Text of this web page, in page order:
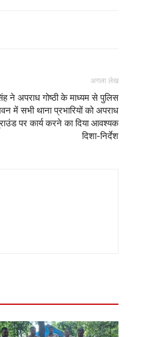
अगला लेख
ने अपराध गोष्ठी के माध्यम से पुलिस
में सभी थाना प्रभारियों को अपराध
पर कार्य करने का दिया आवश्यक
दिशा-निर्देश